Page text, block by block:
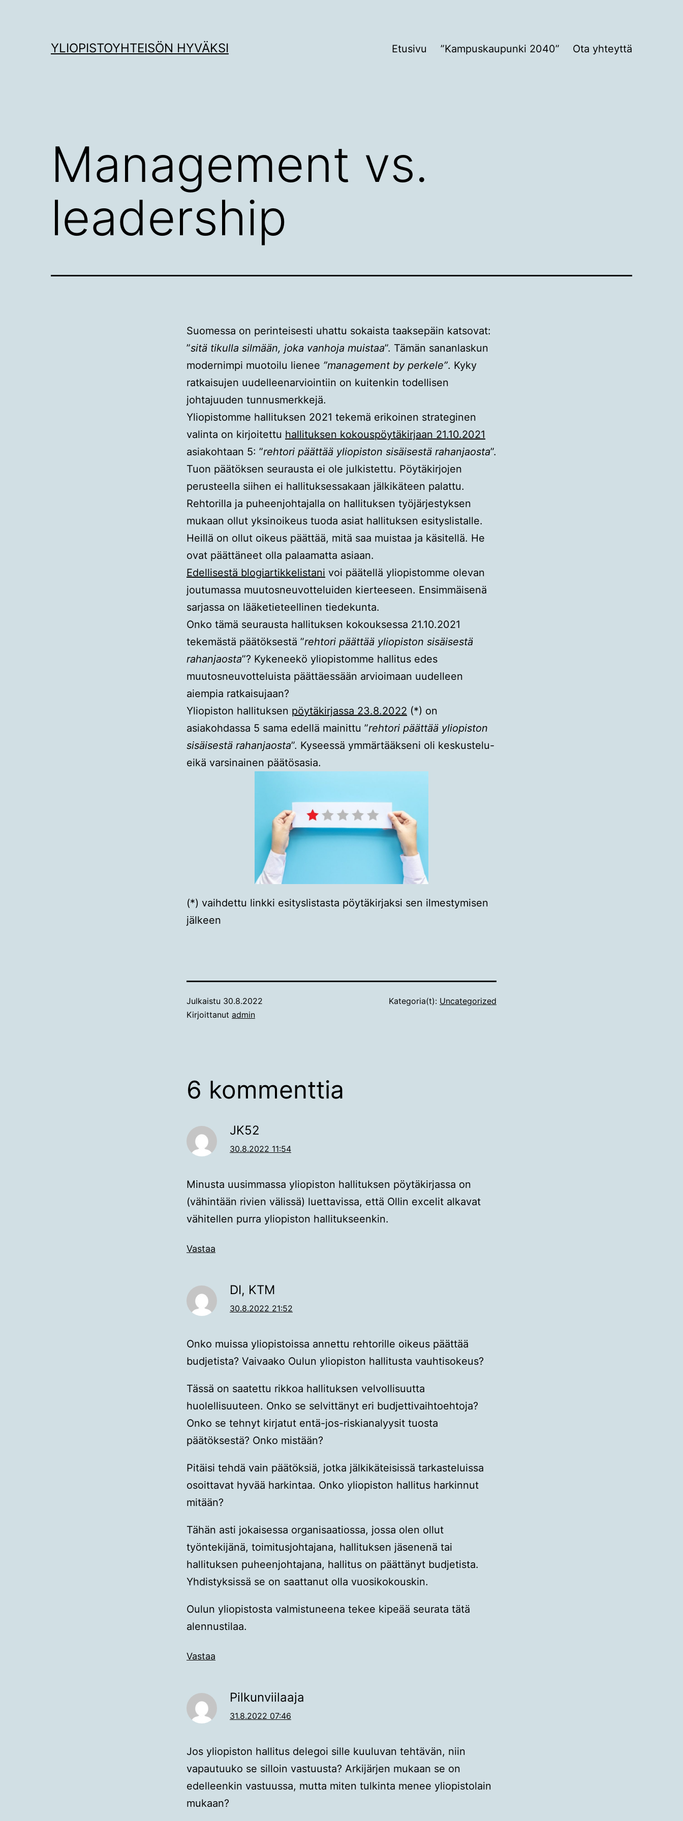
YLIOPISTOYHTEISÖN HYVÄKSI Etusivu ”Kampuskaupunki 2040” Ota yhteyttä
Management vs.
leadership
Suomessa on perinteisesti uhattu sokaista taaksepäin katsovat:
”sitä tikulla silmään, joka vanhoja muistaa”. Tämän sananlaskun
modernimpi muotoilu lienee ”management by perkele”. Kyky
ratkaisujen uudelleenarviointiin on kuitenkin todellisen
johtajuuden tunnusmerkkejä.
Yliopistomme hallituksen 2021 tekemä erikoinen strateginen
valinta on kirjoitettu hallituksen kokouspöytäkirjaan 21.10.2021
asiakohtaan 5: ”rehtori päättää yliopiston sisäisestä rahanjaosta”.
Tuon päätöksen seurausta ei ole julkistettu. Pöytäkirjojen
perusteella siihen ei hallituksessakaan jälkikäteen palattu.
Rehtorilla ja puheenjohtajalla on hallituksen työjärjestyksen
mukaan ollut yksinoikeus tuoda asiat hallituksen esityslistalle.
Heillä on ollut oikeus päättää, mitä saa muistaa ja käsitellä. He
ovat päättäneet olla palaamatta asiaan.
Edellisestä blogiartikkelistani voi päätellä yliopistomme olevan
joutumassa muutosneuvotteluiden kierteeseen. Ensimmäisenä
sarjassa on lääketieteellinen tiedekunta.
Onko tämä seurausta hallituksen kokouksessa 21.10.2021
tekemästä päätöksestä ”rehtori päättää yliopiston sisäisestä
rahanjaosta”? Kykeneekö yliopistomme hallitus edes
muutosneuvotteluista päättäessään arvioimaan uudelleen
aiempia ratkaisujaan?
Yliopiston hallituksen pöytäkirjassa 23.8.2022 (*) on
asiakohdassa 5 sama edellä mainittu ”rehtori päättää yliopiston
sisäisestä rahanjaosta”. Kyseessä ymmärtääkseni oli keskustelu-
eikä varsinainen päätösasia.
(*) vaihdettu linkki esityslistasta pöytäkirjaksi sen ilmestymisen
jälkeen
Julkaistu 30.8.2022
Kirjoittanut admin
Kategoria(t): Uncategorized
6 kommenttia
JK52
30.8.2022 11:54
Minusta uusimmassa yliopiston hallituksen pöytäkirjassa on
(vähintään rivien välissä) luettavissa, että Ollin excelit alkavat
vähitellen purra yliopiston hallitukseenkin.
Vastaa
DI, KTM
30.8.2022 21:52
Onko muissa yliopistoissa annettu rehtorille oikeus päättää
budjetista? Vaivaako Oulun yliopiston hallitusta vauhtisokeus?
Tässä on saatettu rikkoa hallituksen velvollisuutta
huolellisuuteen. Onko se selvittänyt eri budjettivaihtoehtoja?
Onko se tehnyt kirjatut entä-jos-riskianalyysit tuosta
päätöksestä? Onko mistään?
Pitäisi tehdä vain päätöksiä, jotka jälkikäteisissä tarkasteluissa
osoittavat hyvää harkintaa. Onko yliopiston hallitus harkinnut
mitään?
Tähän asti jokaisessa organisaatiossa, jossa olen ollut
työntekijänä, toimitusjohtajana, hallituksen jäsenenä tai
hallituksen puheenjohtajana, hallitus on päättänyt budjetista.
Yhdistyksissä se on saattanut olla vuosikokouskin.
Oulun yliopistosta valmistuneena tekee kipeää seurata tätä
alennustilaa.
Vastaa
Pilkunviilaaja
31.8.2022 07:46
Jos yliopiston hallitus delegoi sille kuuluvan tehtävän, niin
vapautuuko se silloin vastuusta? Arkijärjen mukaan se on
edelleenkin vastuussa, mutta miten tulkinta menee yliopistolain
mukaan?